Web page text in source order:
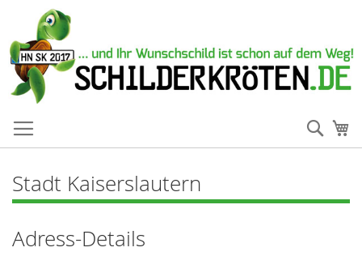
Stadt Kaiserslautern
Adress-Details